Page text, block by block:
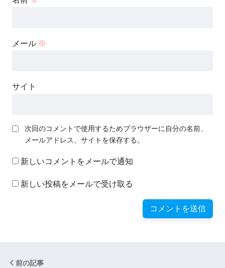
メール ※
サイト
次回のコメントで使用するためブラウザーに自分の名前、
メールアドレス、サイトを保存する。
新しいコメントをメールで通知
新しい投稿をメールで受け取る
前の記事